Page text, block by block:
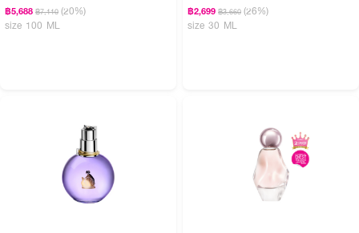
฿5,688 ฿7,110 (20%)
size 100 ML
฿2,699 ฿3,660 (26%)
size 30 ML